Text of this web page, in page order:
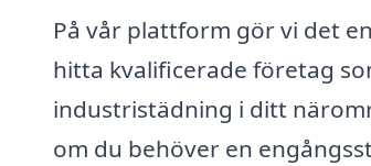
På vår plattform gör vi det
hitta kvalificerade företag
industristädning i ditt
om du behöver en